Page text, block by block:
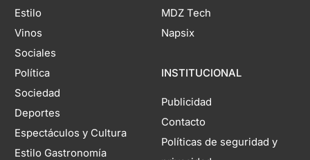
Estilo
Vinos
Sociales
Política
Sociedad
Deportes
Espectáculos y Cultura
Estilo Gastronomía
MDZ Tech
Napsix
INSTITUCIONAL
Publicidad
Contacto
Políticas de seguridad y